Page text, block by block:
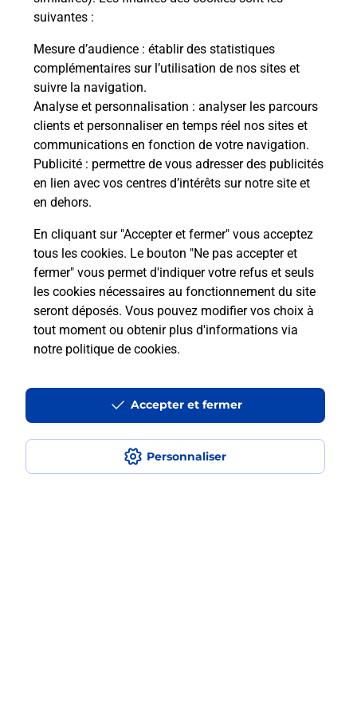
suivantes :
Mesure d’audience : établir des statistiques
complémentaires sur l’utilisation de nos sites et
suivre la navigation.
Analyse et personnalisation : analyser les parcours
clients et personnaliser en temps réel nos sites et
communications en fonction de votre navigation.
Publicité : permettre de vous adresser des publicités
en lien avec vos centres d’intérêts sur notre site et
en dehors.
En cliquant sur "Accepter et fermer" vous acceptez
tous les cookies. Le bouton "Ne pas accepter et
fermer" vous permet d'indiquer votre refus et seuls
les cookies nécessaires au fonctionnement du site
seront déposés. Vous pouvez modifier vos choix à
tout moment ou obtenir plus d'informations via
notre politique de cookies.
Personnaliser
Accepter et fermer
Questions fréquemment posées
Quel réseau utilise La Poste Mobile ?
Est-ce que je peux garder mon
numéro de mobile gratuitement ?
Est-ce que je peux bénéficier de la 5G
avec La Poste Mobile ?
Est-ce que je peux utiliser mon forfait
à l’étranger avec La Poste Mobile ?
smartphone Samsung en plusieurs
fois avec La Poste Mobile ?
Est-ce que je peux assurer mon
smartphone Samsung ?